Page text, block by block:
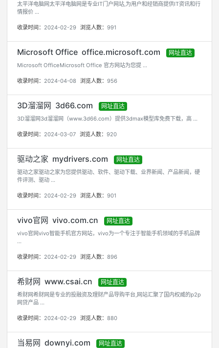
太平洋电脑网太平洋电脑网是专业IT门户网站,为用户和经销商提供IT资讯和行
情报价 ...
收录时间： 2024-02-29 浏览人数： 991
Microsoft Office office.microsoft.com 网址直达
Microsoft OfficeMicrosoft Office 官方网站为您提 ...
收录时间： 2024-04-08 浏览人数： 956
3D溜溜网 3d66.com 网址直达
3D溜溜网3d溜溜网（www.3d66.com）提供3dmax模型库免费下载，高 ...
收录时间： 2024-03-07 浏览人数： 920
驱动之家 mydrivers.com 网址直达
驱动之家驱动之家为您提供驱动、软件、驱动下载、业界新闻、产品新闻，硬
件评测、驱动 ...
收录时间： 2024-02-29 浏览人数： 901
vivo官网 vivo.com.cn 网址直达
vivo官网vivo智能手机官方网站，vivo为一个专注于智能手机领域的手机品牌
...
收录时间： 2024-02-29 浏览人数： 896
希财网 www.csai.cn 网址直达
希财网希财网是专业的投融资及理财产品导购平台,网站汇聚了国内权威的p2p
网贷产品 ...
收录时间： 2024-02-29 浏览人数： 880
当易网 downyi.com 网址直达